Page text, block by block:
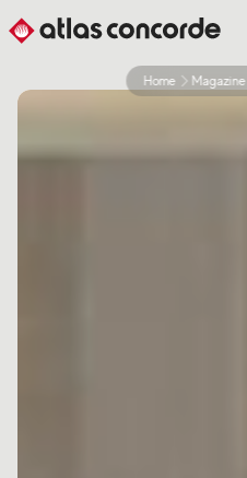
Home Magazine